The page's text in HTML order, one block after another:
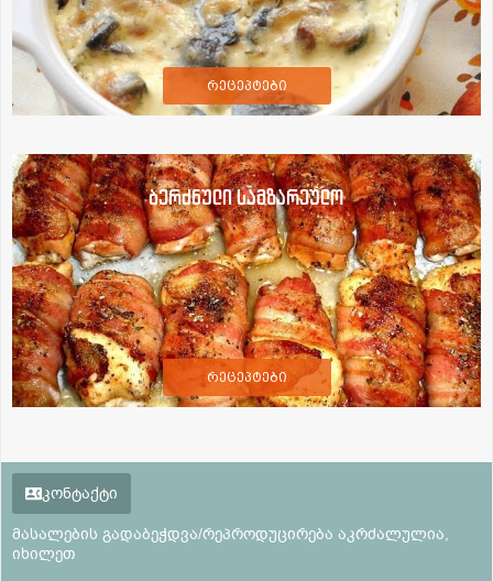
რეცეპტები
ბერძნული სამზარეულო
რეცეპტები
კონტაქტი
მასალების გადაბეჭდვა/რეპროდუცირება აკრძალულია,
იხილეთ